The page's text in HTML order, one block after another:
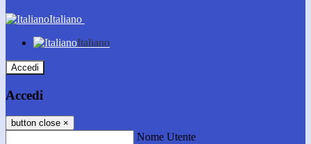
Italiano
Italiano
Accedi
Accedi
button close ×
Nome Utente